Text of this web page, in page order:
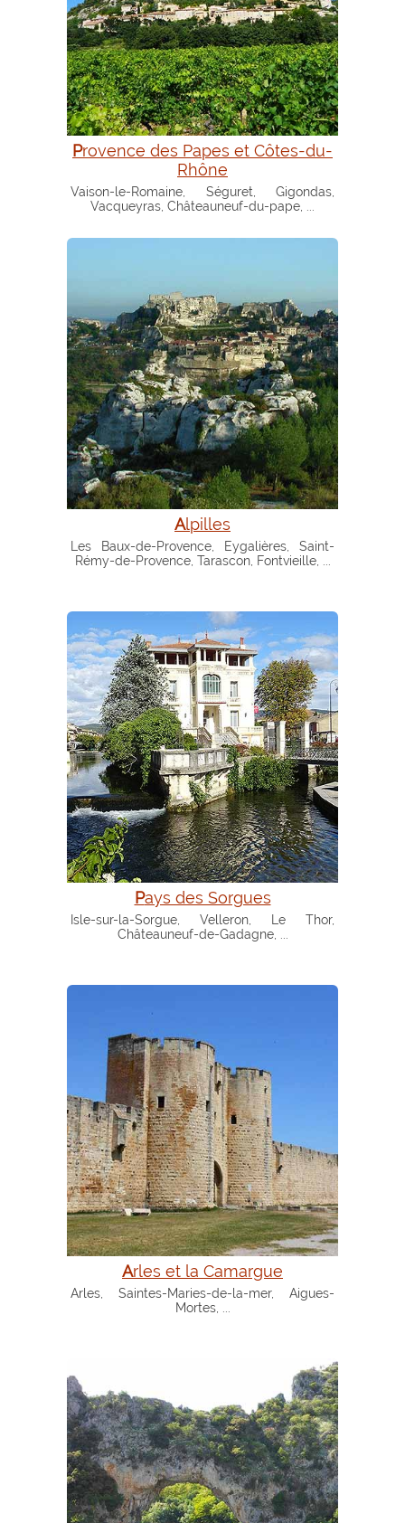
Provence des Papes et Côtes-du-
Rhône
Vaison-le-Romaine, Séguret, Gigondas,
Vacqueyras, Châteauneuf-du-pape, ...
Alpilles
Les Baux-de-Provence, Eygalières, Saint-
Rémy-de-Provence, Tarascon, Fontvieille, ...
Pays des Sorgues
Isle-sur-la-Sorgue, Velleron, Le Thor,
Châteauneuf-de-Gadagne, ...
Arles et la Camargue
Arles, Saintes-Maries-de-la-mer, Aigues-
Mortes, ...